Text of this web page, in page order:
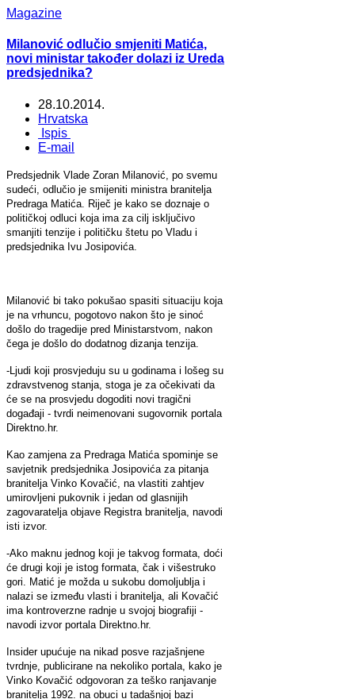
Magazine
Milanović odlučio smjeniti Matića,
novi ministar također dolazi iz Ureda
predsjednika?
28.10.2014.
Hrvatska
Ispis
E-mail
Predsjednik Vlade Zoran Milanović, po svemu
sudeći, odlučio je smijeniti ministra branitelja
Predraga Matića. Riječ je kako se doznaje o
političkoj odluci koja ima za cilj isključivo
smanjiti tenzije i političku štetu po Vladu i
predsjednika Ivu Josipovića.
Milanović bi tako pokušao spasiti situaciju koja
je na vrhuncu, pogotovo nakon što je sinoć
došlo do tragedije pred Ministarstvom, nakon
čega je došlo do dodatnog dizanja tenzija.
-Ljudi koji prosvjeduju su u godinama i lošeg su
zdravstvenog stanja, stoga je za očekivati da
će se na prosvjedu dogoditi novi tragični
događaji - tvrdi neimenovani sugovornik portala
Direktno.hr.
Kao zamjena za Predraga Matića spominje se
savjetnik predsjednika Josipovića za pitanja
branitelja Vinko Kovačić, na vlastiti zahtjev
umirovljeni pukovnik i jedan od glasnijih
zagovaratelja objave Registra branitelja, navodi
isti izvor.
-Ako maknu jednog koji je takvog formata, doći
će drugi koji je istog formata, čak i višestruko
gori. Matić je možda u sukobu domoljublja i
nalazi se između vlasti i branitelja, ali Kovačić
ima kontroverzne radnje u svojoj biografiji -
navodi izvor portala Direktno.hr.
Insider upućuje na nikad posve razjašnjene
tvrdnje, publicirane na nekoliko portala, kako je
Vinko Kovačić odgovoran za teško ranjavanje
branitelja 1992. na obuci u tadašnjoj bazi